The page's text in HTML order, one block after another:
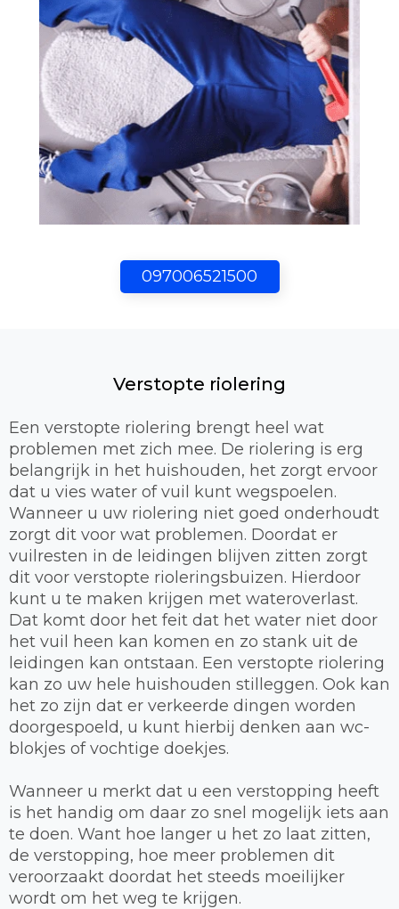
097006521500
Verstopte riolering
Een verstopte riolering brengt heel wat
problemen met zich mee. De riolering is erg
belangrijk in het huishouden, het zorgt ervoor
dat u vies water of vuil kunt wegspoelen.
Wanneer u uw riolering niet goed onderhoudt
zorgt dit voor wat problemen. Doordat er
vuilresten in de leidingen blijven zitten zorgt
dit voor verstopte rioleringsbuizen. Hierdoor
kunt u te maken krijgen met wateroverlast.
Dat komt door het feit dat het water niet door
het vuil heen kan komen en zo stank uit de
leidingen kan ontstaan. Een verstopte riolering
kan zo uw hele huishouden stilleggen. Ook kan
het zo zijn dat er verkeerde dingen worden
doorgespoeld, u kunt hierbij denken aan wc-
blokjes of vochtige doekjes.
Wanneer u merkt dat u een verstopping heeft
is het handig om daar zo snel mogelijk iets aan
te doen. Want hoe langer u het zo laat zitten,
de verstopping, hoe meer problemen dit
veroorzaakt doordat het steeds moeilijker
wordt om het weg te krijgen.